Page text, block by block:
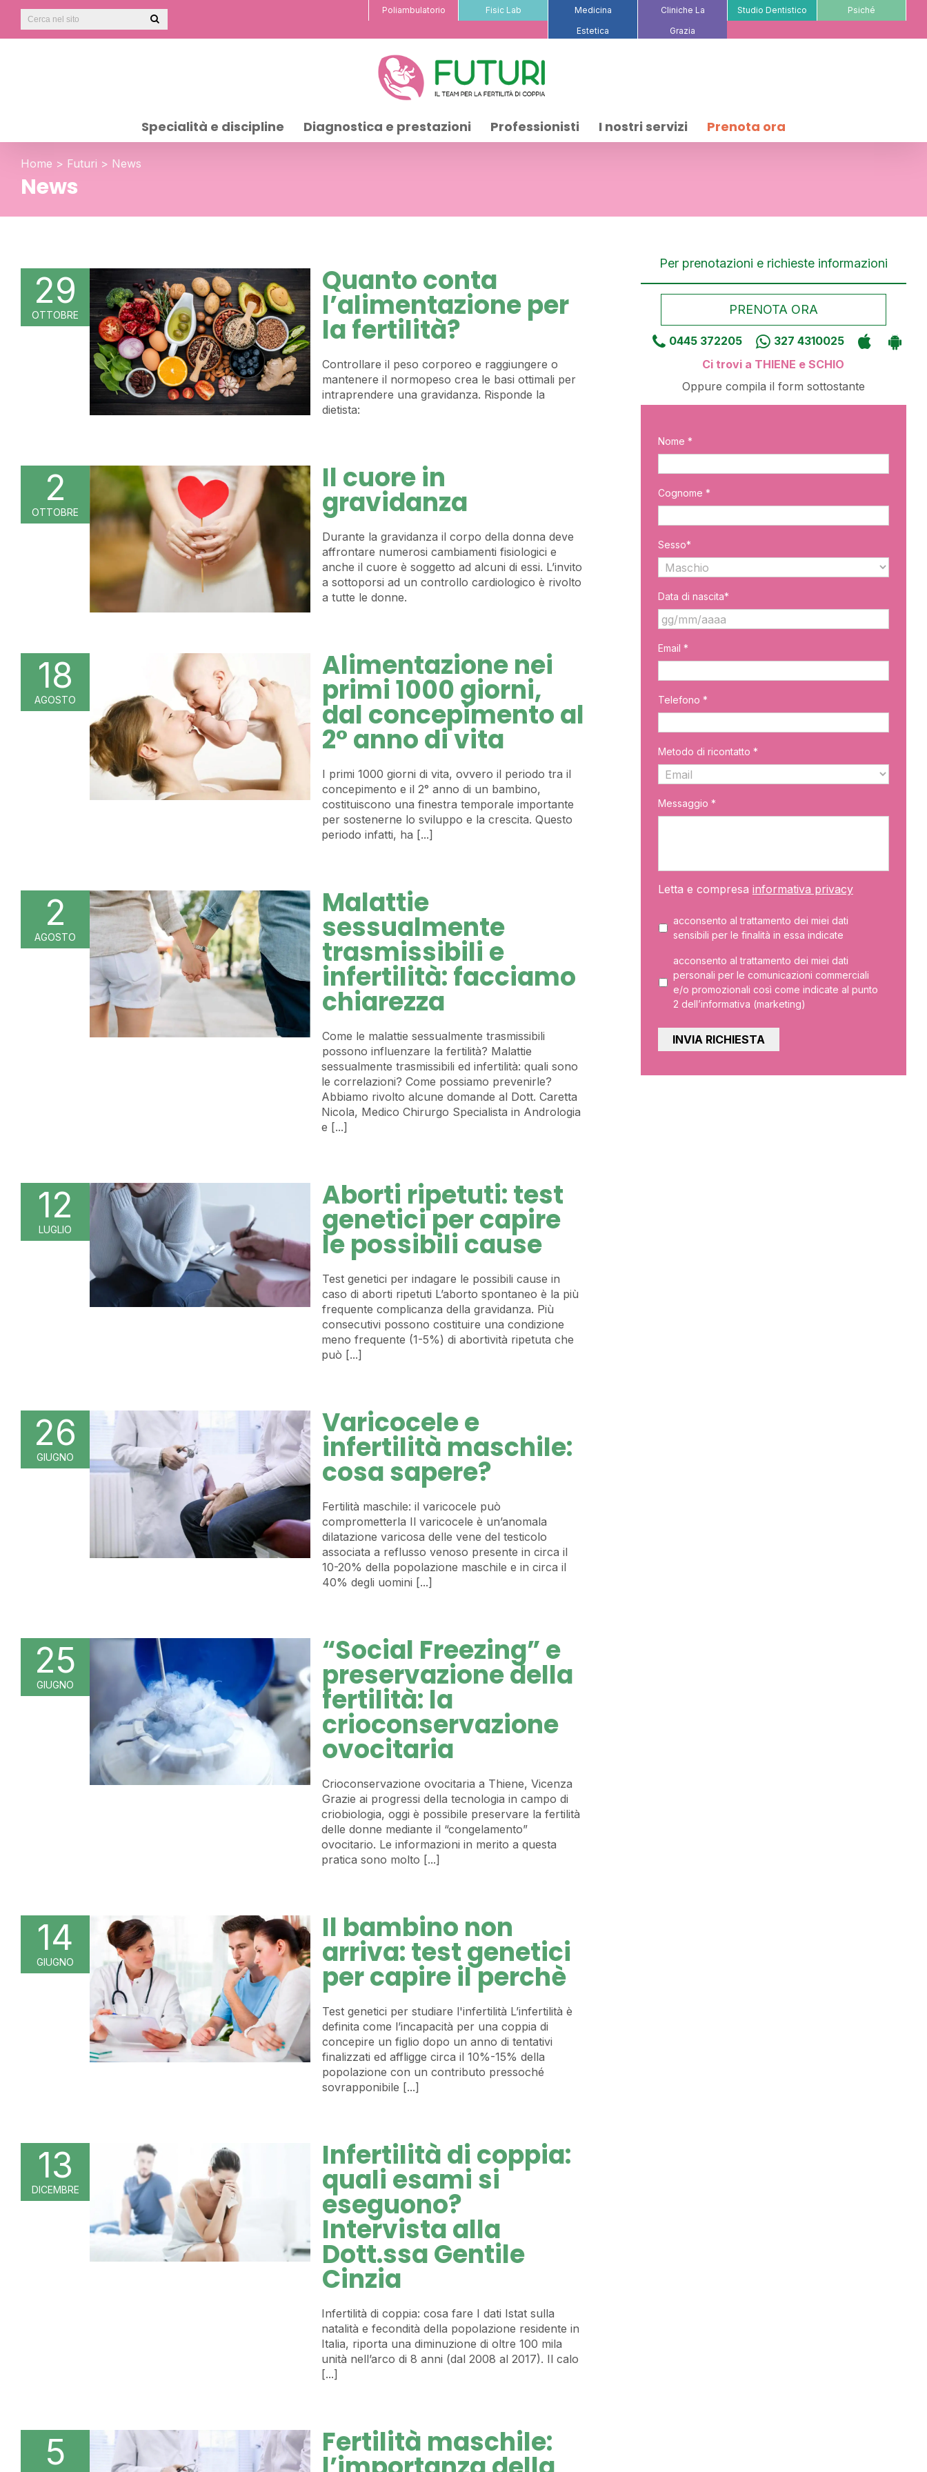
Poliambulatorio Fisic Lab
Medicina
Estetica
Cliniche La
Grazia
Studio Dentistico Psiché
Specialità e discipline Diagnostica e prestazioni Professionisti I nostri servizi Prenota ora
Home > Futuri > News
News
29
OTTOBRE
Quanto conta
l’alimentazione per
la fertilità?
Controllare il peso corporeo e raggiungere o
mantenere il normopeso crea le basi ottimali per
intraprendere una gravidanza. Risponde la
dietista:
2
OTTOBRE
Il cuore in
gravidanza
Durante la gravidanza il corpo della donna deve
affrontare numerosi cambiamenti fisiologici e
anche il cuore è soggetto ad alcuni di essi. L’invito
a sottoporsi ad un controllo cardiologico è rivolto
a tutte le donne.
18
AGOSTO
Alimentazione nei
primi 1000 giorni,
dal concepimento al
2° anno di vita
I primi 1000 giorni di vita, ovvero il periodo tra il
concepimento e il 2° anno di un bambino,
costituiscono una finestra temporale importante
per sostenerne lo sviluppo e la crescita. Questo
periodo infatti, ha [...]
2
AGOSTO
Malattie
sessualmente
trasmissibili e
infertilità: facciamo
chiarezza
Come le malattie sessualmente trasmissibili
possono influenzare la fertilità? Malattie
sessualmente trasmissibili ed infertilità: quali sono
le correlazioni? Come possiamo prevenirle?
Abbiamo rivolto alcune domande al Dott. Caretta
Nicola, Medico Chirurgo Specialista in Andrologia
e [...]
12
LUGLIO
Aborti ripetuti: test
genetici per capire
le possibili cause
Test genetici per indagare le possibili cause in
caso di aborti ripetuti L’aborto spontaneo è la più
frequente complicanza della gravidanza. Più
consecutivi possono costituire una condizione
meno frequente (1-5%) di abortività ripetuta che
può [...]
26
GIUGNO
Varicocele e
infertilità maschile:
cosa sapere?
Fertilità maschile: il varicocele può
comprometterla Il varicocele è un’anomala
dilatazione varicosa delle vene del testicolo
associata a reflusso venoso presente in circa il
10-20% della popolazione maschile e in circa il
40% degli uomini [...]
25
GIUGNO
“Social Freezing” e
preservazione della
fertilità: la
crioconservazione
ovocitaria
Crioconservazione ovocitaria a Thiene, Vicenza
Grazie ai progressi della tecnologia in campo di
criobiologia, oggi è possibile preservare la fertilità
delle donne mediante il “congelamento”
ovocitario. Le informazioni in merito a questa
pratica sono molto [...]
14
GIUGNO
Il bambino non
arriva: test genetici
per capire il perchè
Test genetici per studiare l'infertilità L’infertilità è
definita come l’incapacità per una coppia di
concepire un figlio dopo un anno di tentativi
finalizzati ed affligge circa il 10%-15% della
popolazione con un contributo pressoché
sovrapponibile [...]
13
DICEMBRE
Infertilità di coppia:
quali esami si
eseguono?
Intervista alla
Dott.ssa Gentile
Cinzia
Infertilità di coppia: cosa fare I dati Istat sulla
natalità e fecondità della popolazione residente in
Italia, riporta una diminuzione di oltre 100 mila
unità nell’arco di 8 anni (dal 2008 al 2017). Il calo
[...]
5 Fertilità maschile:
Per prenotazioni e richieste informazioni
PRENOTA ORA
0445 372205
327 4310025
Ci trovi a THIENE e SCHIO
Oppure compila il form sottostante
Nome *
Cognome *
Sesso*
Data di nascita*
slash
slash
AAAA
Email *
Telefono *
Metodo di ricontatto *
Messaggio *
Letta e compresa informativa privacy
acconsento al trattamento dei miei dati
sensibili per le finalità in essa indicate
acconsento al trattamento dei miei dati
personali per le comunicazioni commerciali
e/o promozionali così come indicate al punto
2 dell’informativa (marketing)